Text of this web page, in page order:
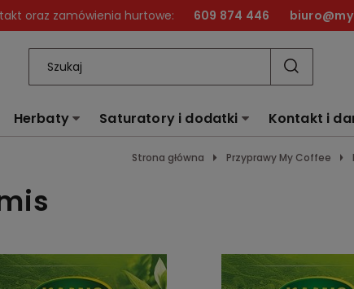
oraz zamówienia hurtowe: 609 874 446
Herbaty Saturatory i dodatki Kontakt i
Strona główna Przyprawy My Coffee